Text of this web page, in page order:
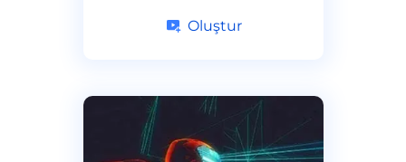
Oluştur